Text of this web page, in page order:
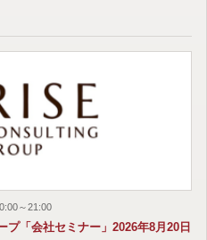
～21:00
プ「会社セミナー」2026年8月20日